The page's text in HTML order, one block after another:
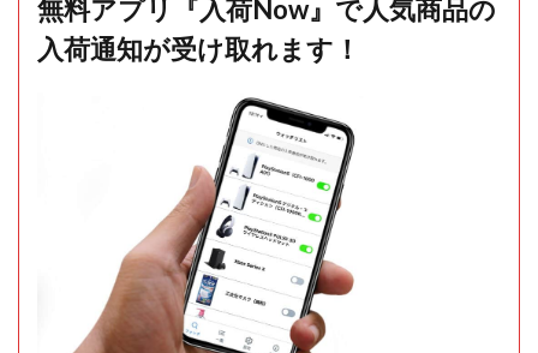
無料アプリ『入荷Now』で人気商品の
入荷通知が受け取れます！